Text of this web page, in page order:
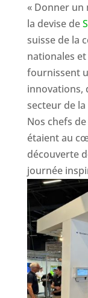
« Donner un
la devise de
suisse de la
nationales
fournissent
innovations,
secteur de
Nos chefs
étaient au
découverte
journée